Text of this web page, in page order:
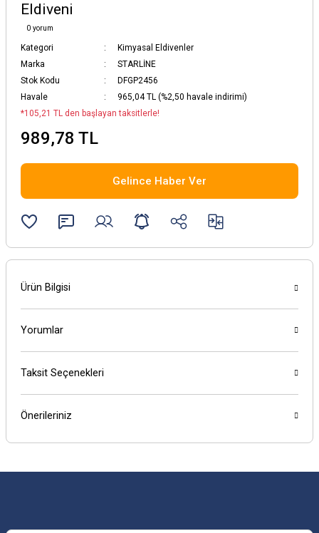
Eldiveni
0 yorum
Kategori
Kimyasal Eldivenler
Marka
STARLİNE
Stok Kodu
DFGP2456
Havale
965,04 TL (%2,50 havale indirimi)
*105,21 TL den başlayan taksitlerle!
989,78 TL
Gelince Haber Ver
Ürün Bilgisi
Yorumlar
Taksit Seçenekleri
Önerileriniz